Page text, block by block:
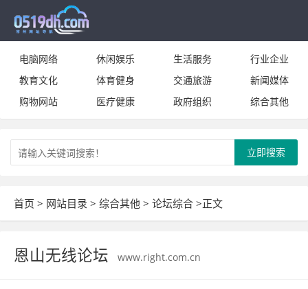
电脑网络 休闲娱乐 生活服务
行业企业
教育文化
体育健身 交通旅游
新闻媒体
购物网站
医疗健康 政府组织 综合其他
立即搜索
首页 > 网站目录 > 综合其他 > 论坛综合 >正文
恩山无线论坛 www.right.com.cn